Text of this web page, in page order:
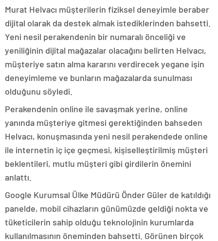
Murat Helvacı müşterilerin fiziksel deneyimle beraber
dijital olarak da destek almak istediklerinden bahsetti.
Yeni nesil perakendenin bir numaralı önceliği ve
yeniliğinin dijital mağazalar olacağını belirten Helvacı,
müşteriye satın alma kararını verdirecek yegane işin
deneyimleme ve bunların mağazalarda sunulması
olduğunu söyledi.
Perakendenin online ile savaşmak yerine, online
yanında müşteriye gitmesi gerektiğinden bahseden
Helvacı, konuşmasında yeni nesil perakendede online
ile internetin iç içe geçmesi, kişiselleştirilmiş müşteri
beklentileri, mutlu müşteri gibi girdilerin önemini
anlattı.
Google Kurumsal Ülke Müdürü Önder Güler de katıldığı
panelde, mobil cihazların günümüzde geldiği nokta ve
tüketicilerin sahip olduğu teknolojinin kurumlarda
kullanılmasının öneminden bahsetti. Görünen birçok